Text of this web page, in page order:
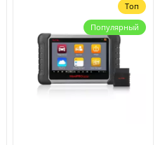
Топ
Популярный